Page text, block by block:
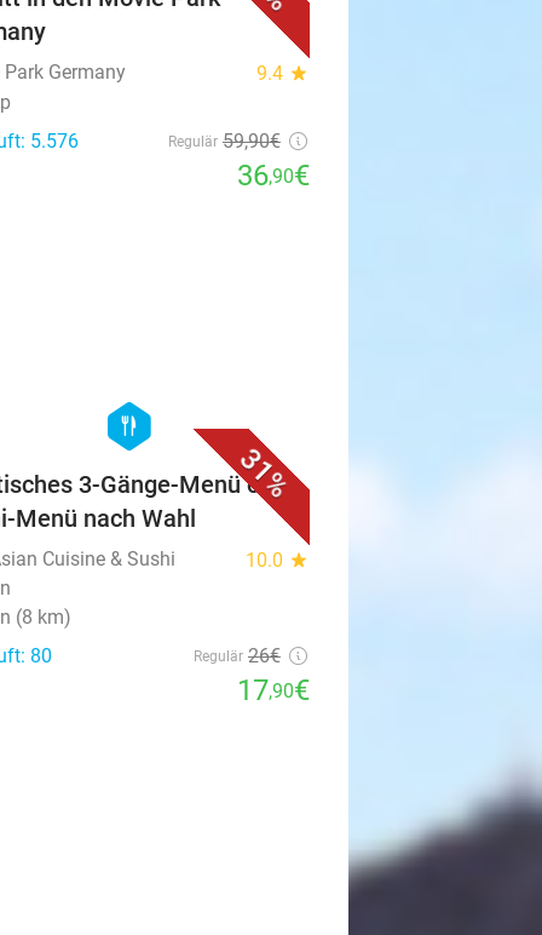
Germany 9.4 star
5.576
Regulär 59,90€
36,90€
31%
hexagon
food
3-Gänge-Menü oder
Menü nach Wahl
Cuisine & Sushi
10.0 star
(8 km)
80
Regulär 26€
17,90€